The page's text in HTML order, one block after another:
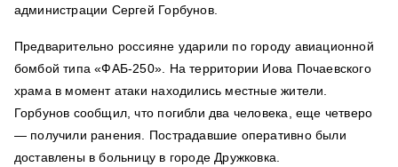
администрации Сергей Горбунов.
Предварительно россияне ударили по городу авиационной
бомбой типа «ФАБ-250». На территории Иова Почаевского
храма в момент атаки находились местные жители.
Горбунов сообщил, что погибли два человека, еще четверо
— получили ранения. Пострадавшие оперативно были
доставлены в больницу в городе Дружковка.